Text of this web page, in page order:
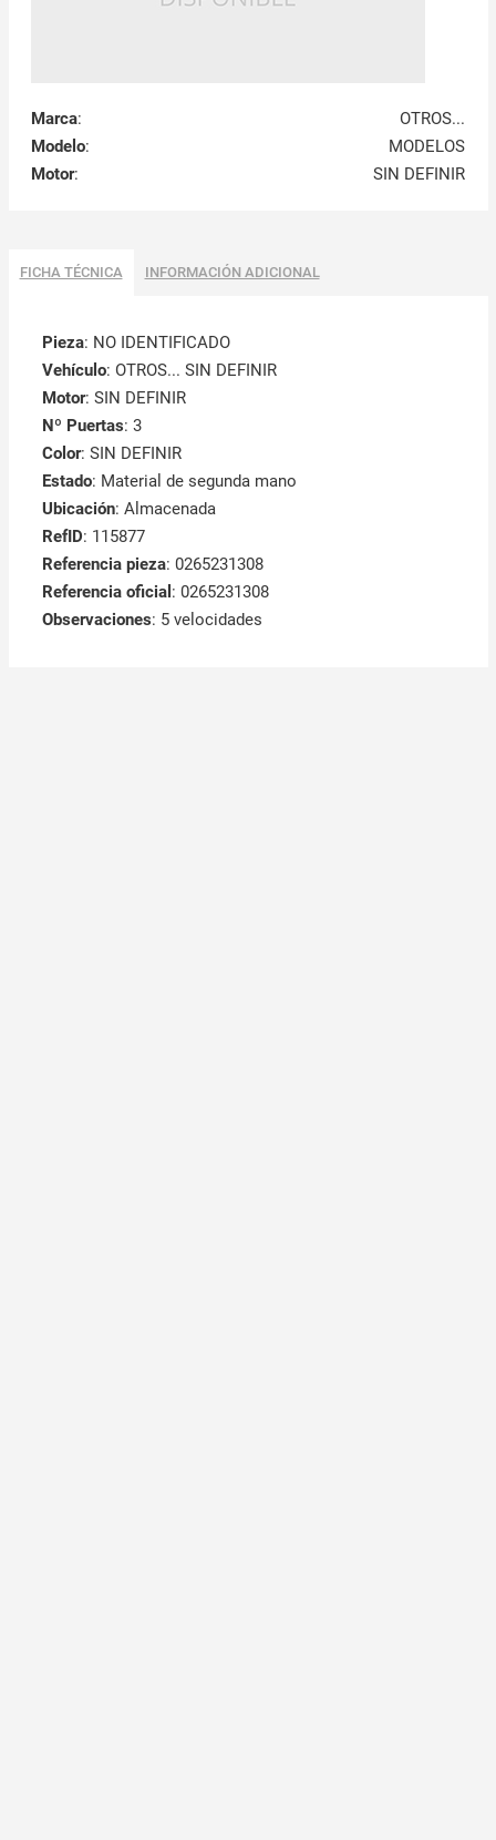
Marca:
OTROS...
Modelo:
MODELOS
Motor: SIN DEFINIR
FICHA TÉCNICA INFORMACIÓN ADICIONAL
Pieza: NO IDENTIFICADO
Vehículo: OTROS... SIN DEFINIR
Motor: SIN DEFINIR
Nº Puertas: 3
Color: SIN DEFINIR
Estado: Material de segunda mano
Ubicación: Almacenada
RefID: 115877
Referencia pieza: 0265231308
Referencia oficial : 0265231308
Observaciones: 5 velocidades